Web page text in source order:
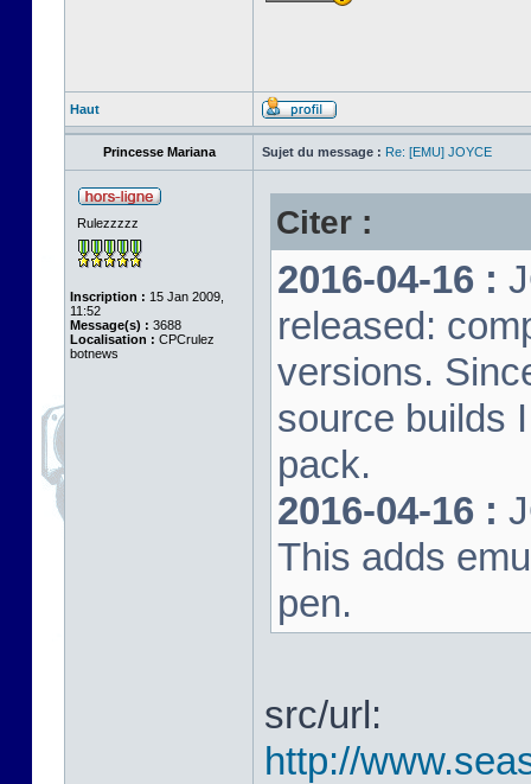
Haut
Princesse Mariana Sujet du message : Re: [EMU] JOYCE
Rulezzzzz
Inscription : 15 Jan 2009,
11:52
Message(s) : 3688
Localisation : CPCrulez
botnews
Citer :
2016-04-16 :
released:
versions.
source builds
pack.
2016-04-16 :
This adds
pen.
src/url:
http://